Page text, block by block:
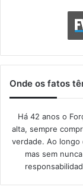
Onde os fatos
Há 42 anos o
alta, sempre
verdade. Ao longo
mas sem